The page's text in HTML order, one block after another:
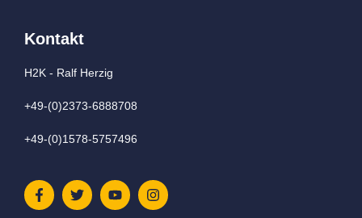
Kontakt
H2K - Ralf Herzig
+49-(0)2373-6888708
+49-(0)1578-5757496